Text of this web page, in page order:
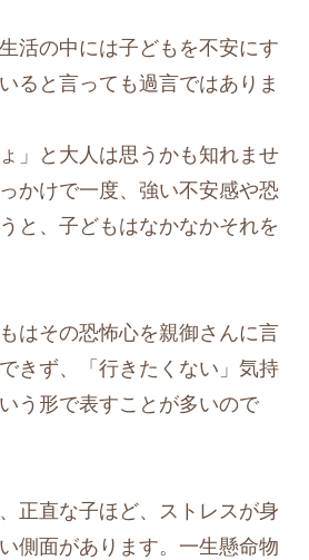
活の中には子どもを不安にす
ると言っても過言ではありま
」と大人は思うかも知れませ
かけで一度、強い不安感や恐
と、子どもはなかなかそれを
はその恐怖心を親御さんに言
きず、「行きたくない」気持
う形で表すことが多いので
正直な子ほど、ストレスが身
側面があります。一生懸命物